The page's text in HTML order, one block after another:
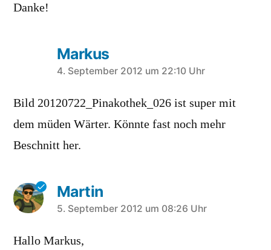
Danke!
Markus
schreibt:
4. September 2012 um 22:10 Uhr
Bild 20120722_Pinakothek_026 ist super mit
dem müden Wärter. Könnte fast noch mehr
Beschnitt her.
Martin
schreibt:
5. September 2012 um 08:26 Uhr
Hallo Markus,